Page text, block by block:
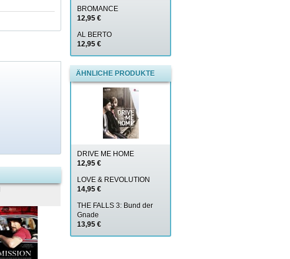
BROMANCE
12,95 €
AL BERTO
12,95 €
ÄHNLICHE PRODUKTE
DRIVE ME HOME
12,95 €
LOVE & REVOLUTION
14,95 €
THE FALLS 3: Bund der
Gnade
13,95 €